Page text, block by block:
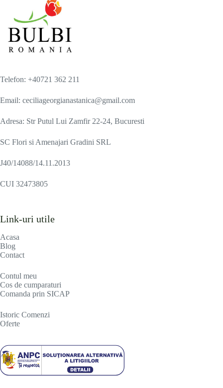
Telefon: +40721 362 211
Email: ceciliageorgianastanica@gmail.com
Adresa: Str Putul Lui Zamfir 22-24, Bucuresti
SC Flori si Amenajari Gradini SRL
J40/14088/14.11.2013
CUI 32473805
Link-uri utile
Acasa
Blog
Contact
Contul meu
Cos de cumparaturi
Comanda prin SICAP
Istoric Comenzi
Oferte